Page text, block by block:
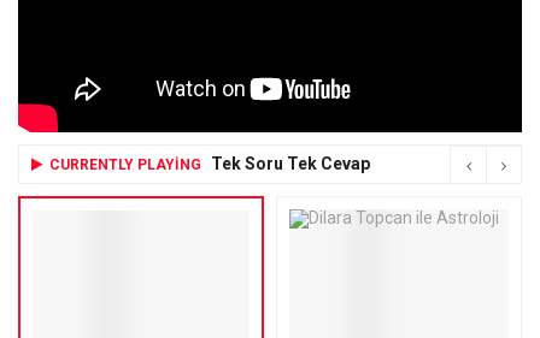
CURRENTLY PLAYING Tek Soru Tek Cevap